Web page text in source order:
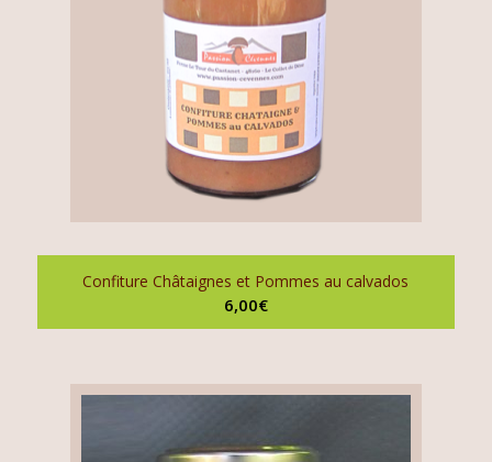
Confiture Châtaignes et Pommes au calvados
6,00€